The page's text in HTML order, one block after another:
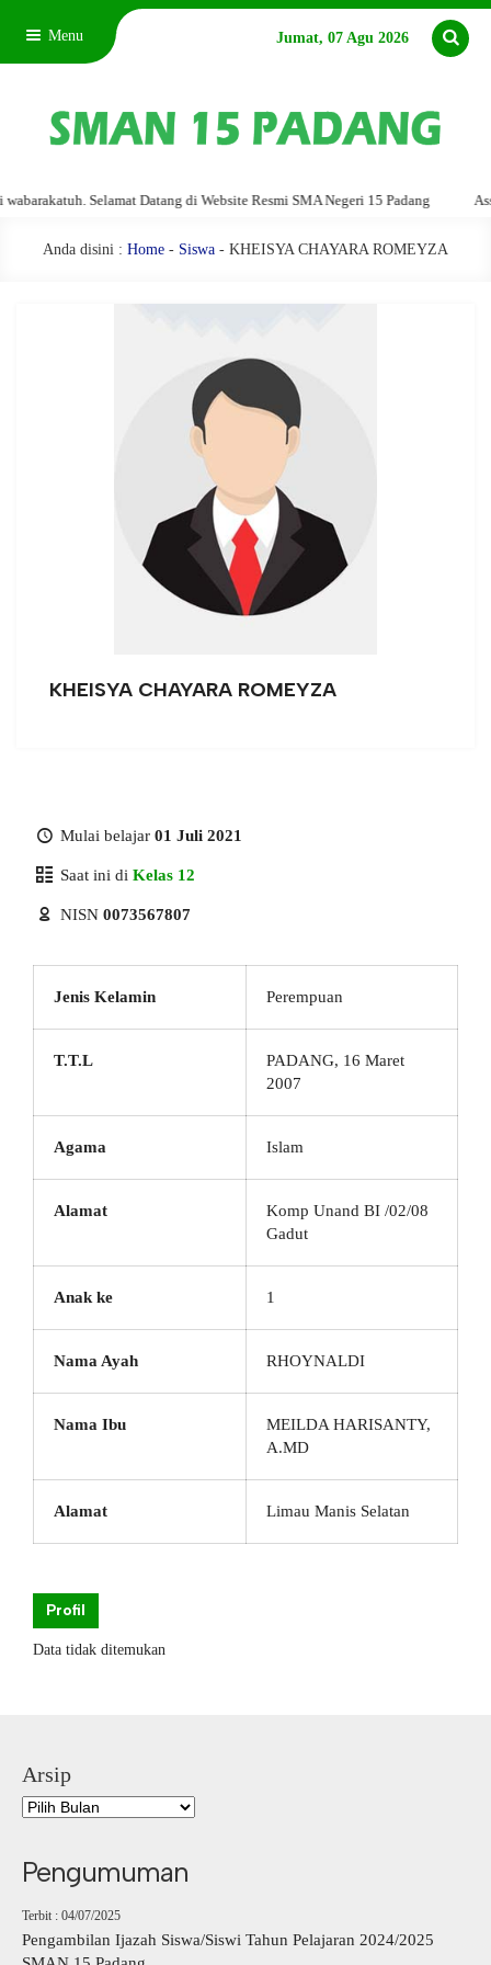
Menu Jumat, 07 Agu 2026
Selamat Datang di Website Resmi SMA Negeri 15 Padang
Anda disini : Home - Siswa - KHEISYA CHAYARA ROMEYZA
KHEISYA CHAYARA ROMEYZA
Mulai belajar 01 Juli 2021
Saat ini di Kelas 12
NISN 0073567807
Jenis Kelamin Perempuan
T.T.L
PADANG, 16 Maret
2007
Agama Islam
Alamat
Komp Unand BI /02/08
Gadut
Anak ke 1
Nama Ayah RHOYNALDI
Nama Ibu
MEILDA HARISANTY,
A.MD
Alamat Limau Manis Selatan
Profil
Data tidak ditemukan
Arsip
Pengumuman
Terbit : 04/07/2025
Pengambilan Ijazah Siswa/Siswi Tahun Pelajaran 2024/2025